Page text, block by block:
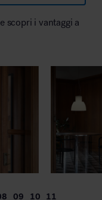
e scopri i vantaggi a